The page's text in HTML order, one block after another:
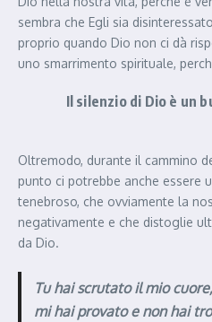
sembra che Egli sia
proprio quando Dio non ci dà
uno smarrimento spirituale,
Il silenzio di Dio è un
Oltremodo, durante il cammino
punto ci potrebbe anche essere
tenebroso, che ovviamente la
negativamente e che distoglie
da Dio.
Tu hai scrutato il mio
mi hai provato e non hai